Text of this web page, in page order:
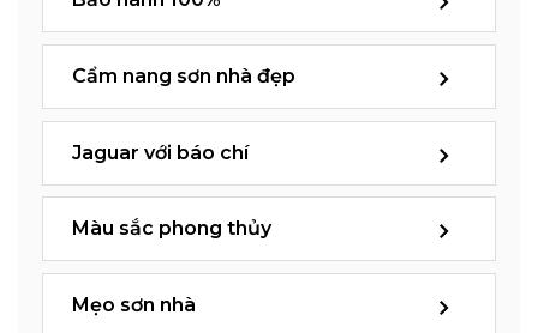
Cẩm nang sơn nhà đẹp
Jaguar với báo chí
Màu sắc phong thủy
Mẹo sơn nhà